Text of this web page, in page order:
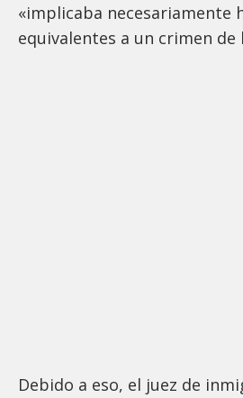
«implicaba necesariamente
equivalentes a un crimen de
Debido a eso, el juez de